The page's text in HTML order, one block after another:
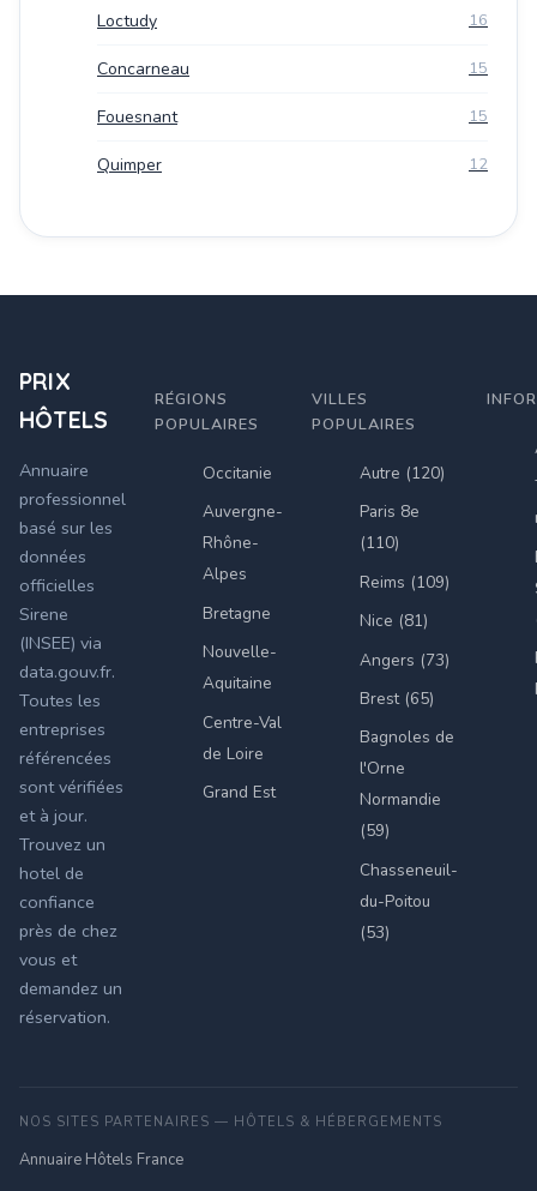
Loctudy 16
Concarneau 15
Fouesnant 15
Quimper 12
PRIX
HÔTELS
Annuaire
professionnel
basé sur les
données
officielles
Sirene
(INSEE) via
data.gouv.fr.
Toutes les
entreprises
référencées
sont vérifiées
et à jour.
Trouvez un
hotel de
confiance
près de chez
vous et
demandez un
réservation.
RÉGIONS
POPULAIRES
Occitanie
Auvergne-
Rhône-
Alpes
Bretagne
Nouvelle-
Aquitaine
Centre-Val
de Loire
Grand Est
VILLES
POPULAIRES
Autre (120)
Paris 8e
(110)
Reims (109)
Nice (81)
Angers (73)
Brest (65)
Bagnoles de
l'Orne
Normandie
(59)
Chasseneuil-
du-Poitou
(53)
NOS SITES PARTENAIRES — HÔTELS & HÉBERGEMENTS
Annuaire Hôtels France